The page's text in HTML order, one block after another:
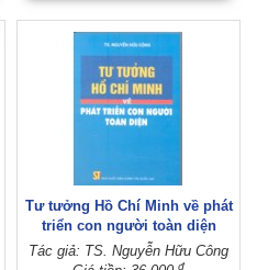
Tư tưởng Hồ Chí Minh về phát
triển con người toàn diện
Tác giả: TS. Nguyễn Hữu Công
đ